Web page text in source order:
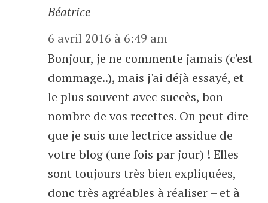
Béatrice
6 avril 2016 à 6:49 am
Bonjour, je ne commente jamais (c'est
dommage..), mais j'ai déjà essayé, et
le plus souvent avec succès, bon
nombre de vos recettes. On peut dire
que je suis une lectrice assidue de
votre blog (une fois par jour) ! Elles
sont toujours très bien expliquées,
donc très agréables à réaliser – et à